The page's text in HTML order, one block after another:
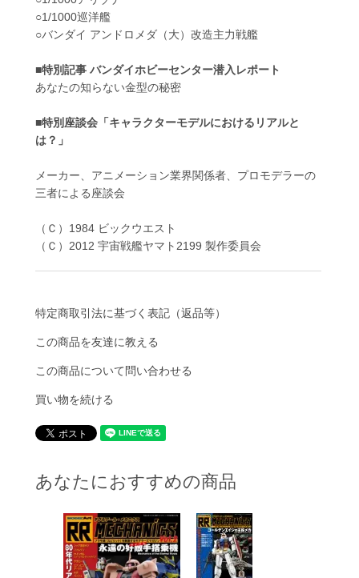
○1/1000巡洋艦
○バンダイ アンドロメダ（大）改造主力戦艦
■特別記事 バンダイホビーセンター潜入レポート
あなたの知らない金型の秘密
■特別座談会「キャラクターモデルにおけるリアルと
は？」
メーカー、アニメーション業界関係者、プロモデラーの
三者による座談会
（Ｃ）1984 ビックウエスト
（Ｃ）2012 宇宙戦艦ヤマト2199 製作委員会
特定商取引法に基づく表記（返品等）
この商品を友達に教える
この商品について問い合わせる
買い物を続ける
あなたにおすすめの商品